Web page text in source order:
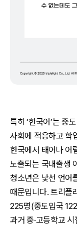
특히 ‘한국어’는 중
사회에 적응하고 학
한국에서 태어나 어
노출되는 국내출생
청소년은 낯선 언어
때문입니다. 트리플
225명(중도입국
과거 중·고등학교